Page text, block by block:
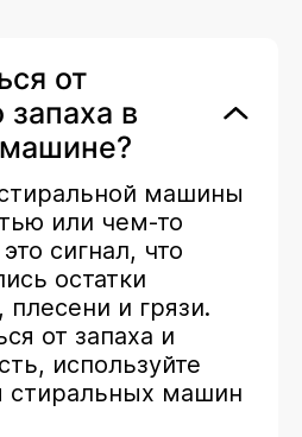
от
запаха в
машины
или чем-то
сигнал, что
остатки
и грязи.
от запаха и
используйте
стиральных машин